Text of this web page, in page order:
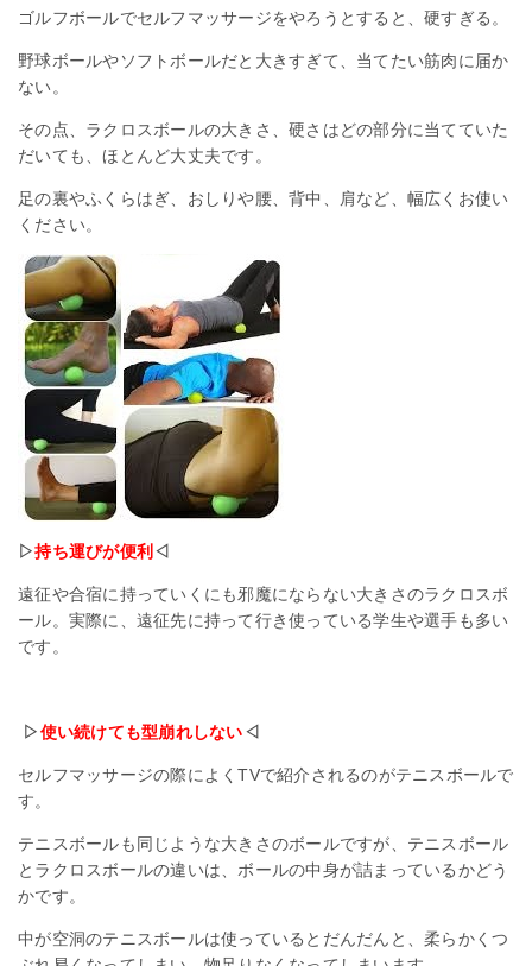
ゴルフボールでセルフマッサージをやろうとすると、硬すぎる。
野球ボールやソフトボールだと大きすぎて、当てたい筋肉に届か
ない。
その点、ラクロスボールの大きさ、硬さはどの部分に当てていた
だいても、ほとんど大丈夫です。
足の裏やふくらはぎ、おしりや腰、背中、肩など、幅広くお使い
ください。
▷持ち運びが便利 ◁
遠征や合宿に持っていくにも邪魔にならない大きさのラクロスボ
ール。実際に、遠征先に持って行き使っている学生や選手も多い
です。
▷使い続けても型崩れしない◁
セルフマッサージの際によくTVで紹介されるのがテニスボールで
す。
テニスボールも同じような大きさのボールですが、テニスボール
とラクロスボールの違いは、ボールの中身が詰まっているかどう
かです。
中が空洞のテニスボールは使っているとだんだんと、柔らかくつ